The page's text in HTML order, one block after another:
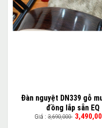
Đàn nguyệt DN339 gỗ
đồng lắp sẵn EQ
Giá :3,690,000